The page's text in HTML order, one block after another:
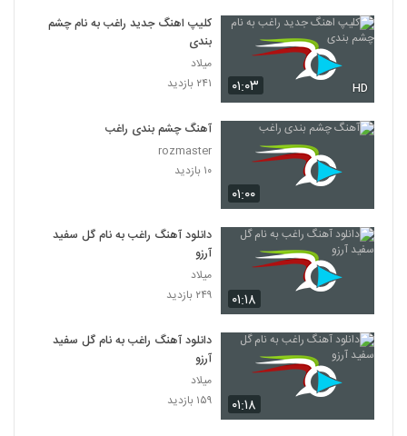
۰۱:۰۳ HD
کلیپ اهنگ جدید راغب به نام چشم
بندی
میلاد
۲۴۱ بازدید
۰۱:۰۰
آهنگ چشم بندی راغب
rozmaster
۱۰ بازدید
۰۱:۱۸
دانلود آهنگ راغب به نام گل سفید
آرزو
میلاد
۲۴۹ بازدید
۰۱:۱۸
دانلود آهنگ راغب به نام گل سفید
آرزو
میلاد
۱۵۹ بازدید